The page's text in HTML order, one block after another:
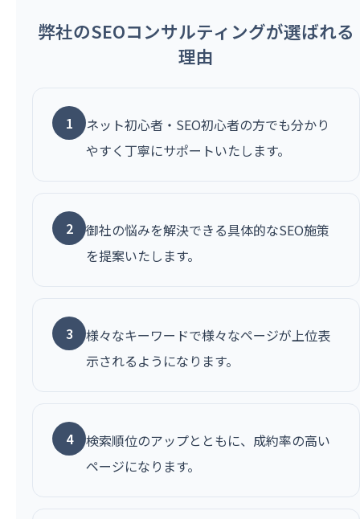
弊社のSEOコンサルティングが選ばれる
理由
1
ネット初心者・SEO初心者の方でも分かり
やすく丁寧にサポートいたします。
2
御社の悩みを解決できる具体的なSEO施策
を提案いたします。
3
様々なキーワードで様々なページが上位表
示されるようになります。
4
検索順位のアップとともに、成約率の高い
ページになります。